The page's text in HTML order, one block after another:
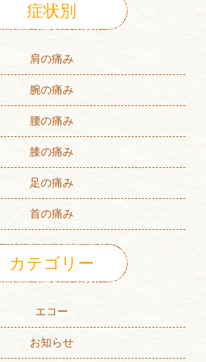
症状別
肩の痛み
腕の痛み
腰の痛み
膝の痛み
足の痛み
首の痛み
カテゴリー
エコー
お知らせ